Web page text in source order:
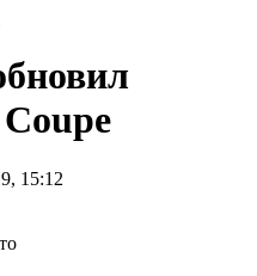
15:12